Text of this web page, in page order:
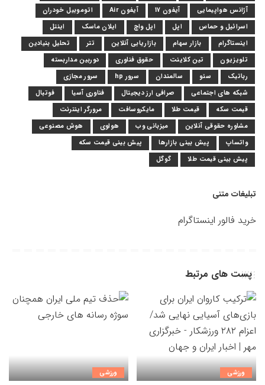
آژانس هواپیمایی
آیفون 17 آیفون Air
اتوموبیل خودران
اسرائیل و حماس
اپل اپل واچ ایلان ماسک
اینتل
اینستاگرام
بازار سهام بازاریابی آنلاین تتر
تحلیل بنیادین
تلویزیون
تین کلاینت حقوق فناوری
دوربین مداربسته
رباتیک
سئو سالمندان سرور hp
سرور مجازی
شبکه های اجتماعی
صرافی ارز دیجیتال فناوری آسیا
فوتبال
قیمت سکه
قیمت طلا مایکروسافت
مرورگر اینترنت
مشاوره حقوقی آنلاین
میزبانی وب هواوی
هوش مصنوعی
واتساپ
پیش بینی بازارها
پیش بینی قیمت سکه
پیش بینی قیمت طلا
گوگل
تبلیغات متنی
خرید فالور اینستاگرام
پست های مرتبط
ورزشی ورزشی